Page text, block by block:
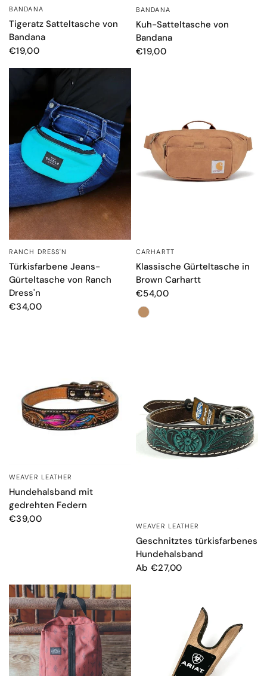
BANDANA
Tigeratz Satteltasche von
Bandana
€19,00
BANDANA
Kuh-Satteltasche von
Bandana
€19,00
SCHNELLANSICHT
RANCH DRESS'N
Türkisfarbene Jeans-
Gürteltasche von Ranch
Dress'n
€34,00
SCHNELLANSICHT
CARHARTT
Klassische Gürteltasche in
Brown Carhartt
€54,00
Farbe
SCHNELLANSICHT
WEAVER LEATHER
Hundehalsband mit
gedrehten Federn
€39,00
SCHNELLANSICHT
WEAVER LEATHER
Geschnitztes türkisfarbenes
Hundehalsband
Ab €27,00